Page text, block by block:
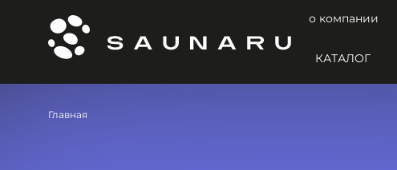
о компании
КАТАЛОГ
Главная